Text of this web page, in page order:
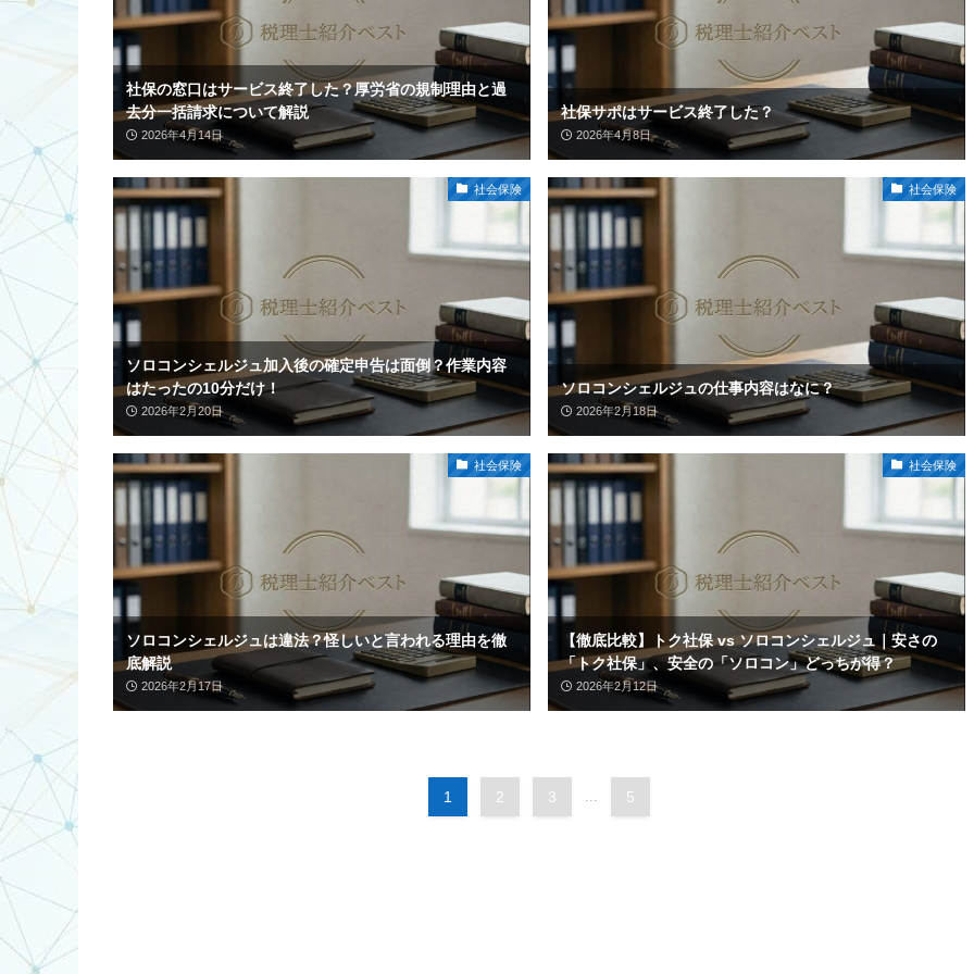
社保の窓口はサービス終了した？厚労省の規制理由と過
去分一括請求について解説
2026年4月14日
社保サポはサービス終了した？
2026年4月8日
社会保険
ソロコンシェルジュ加入後の確定申告は面倒？作業内容
はたったの10分だけ！
2026年2月20日
社会保険
ソロコンシェルジュの仕事内容はなに？
2026年2月18日
社会保険
ソロコンシェルジュは違法？怪しいと言われる理由を徹
底解説
2026年2月17日
社会保険
【徹底比較】トク社保 vs ソロコンシェルジュ｜安さの
「トク社保」、安全の「ソロコン」どっちが得？
2026年2月12日
1 2 3 5